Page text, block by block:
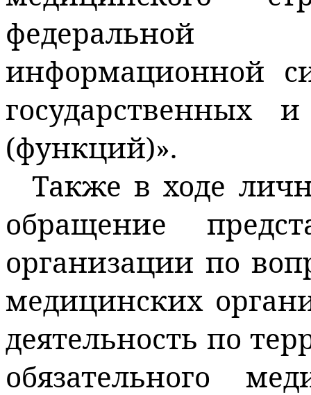
федеральной
информационной
государственных
(функций)».
Также в ходе
обращение
организации по
медицинских
деятельность по
обязательного